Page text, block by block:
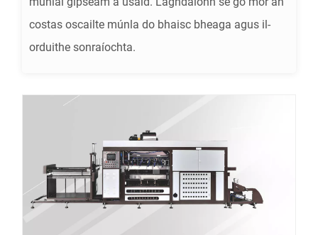
costas oscailte múnla do bhaisc bheaga agus il-
orduithe sonraíochta.